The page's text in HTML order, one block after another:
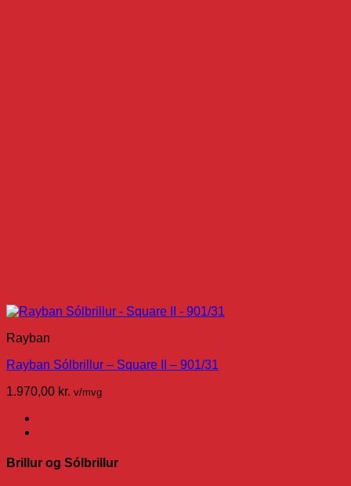
Rayban
Rayban Sólbrillur – Square II – 901/31
1.970,00 kr. v/mvg
Brillur og Sólbrillur